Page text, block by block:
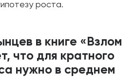
роста.
в книге «Взлом
что для кратного
нужно в среднем